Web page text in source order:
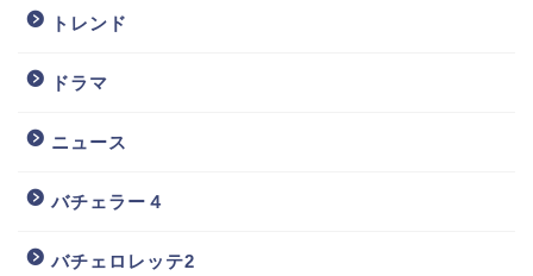
トレンド
ドラマ
ニュース
バチェラー４
バチェロレッテ2